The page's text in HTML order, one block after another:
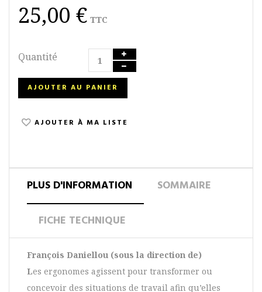
25,00 € TTC
Quantité
AJOUTER AU PANIER
AJOUTER À MA LISTE
PLUS D'INFORMATION SOMMAIRE
FICHE TECHNIQUE
François Daniellou (sous la direction de)
Les ergonomes agissent pour transformer ou
concevoir des situations de travail afin qu’elles